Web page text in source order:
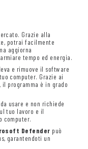
Grazie alla
potrai facilmente
aggiorna
tempo ed energia.
e rimuove il software
computer. Grazie ai
programma è in grado
usare e non richiede
tuo lavoro e il
computer.
Defender può
garantendoti un